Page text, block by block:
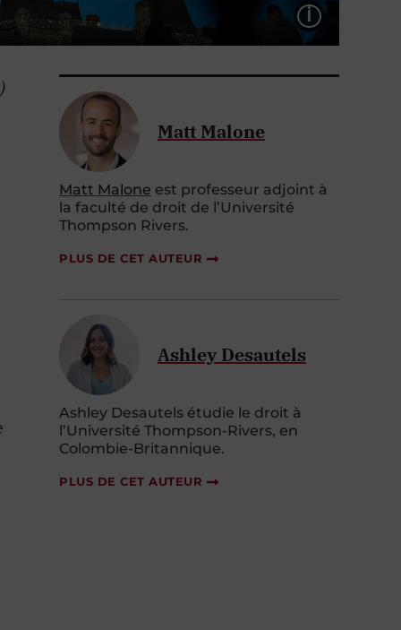
)
Matt Malone
Matt Malone est professeur adjoint à
la faculté de droit de l’Université
Thompson Rivers.
PLUS DE CET AUTEUR
Ashley Desautels
Ashley Desautels étudie le droit à
’Université Thompson-Rivers, en
Colombie-Britannique.
PLUS DE CET AUTEUR